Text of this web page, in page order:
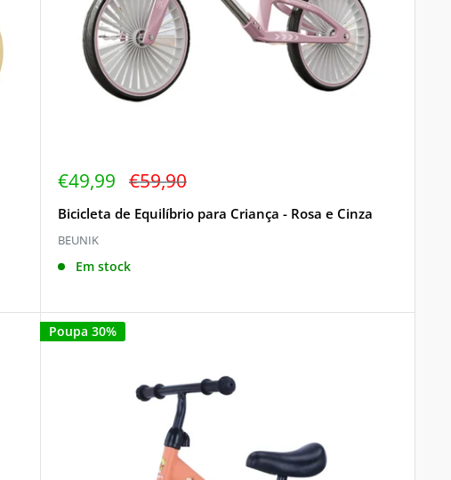
Preço
venda
€49,99 Preço
regular
€59,90
Bicicleta de Equilíbrio para Criança - Rosa e Cinza
BEUNIK
Em stock
Poupa 30%